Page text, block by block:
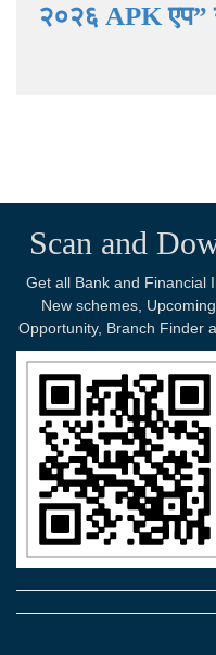
२०२६ APK एप”
Scan and
Get all Bank and Financial
New schemes,
Opportunity, Branch Finder